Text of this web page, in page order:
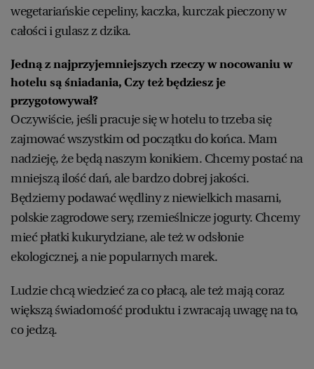
wegetariańskie cepeliny, kaczka, kurczak pieczony w
całości i gulasz z dzika.
Jedną z najprzyjemniejszych rzeczy w nocowaniu w
hotelu są śniadania, Czy też będziesz je
przygotowywał?
Oczywiście, jeśli pracuje się w hotelu to trzeba się
zajmować wszystkim od początku do końca. Mam
nadzieję, że będą naszym konikiem. Chcemy postać na
mniejszą ilość dań, ale bardzo dobrej jakości.
Będziemy podawać wędliny z niewielkich masarni,
polskie zagrodowe sery, rzemieślnicze jogurty. Chcemy
mieć płatki kukurydziane, ale też w odsłonie
ekologicznej, a nie popularnych marek.
Ludzie chcą wiedzieć za co płacą, ale też mają coraz
większą świadomość produktu i zwracają uwagę na to,
co jedzą.